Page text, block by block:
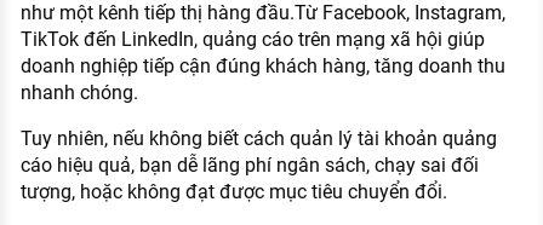
TUYỂN DỤNG VIỆC LÀM
như một kênh tiếp thị hàng đầu.Từ Facebook, Instagram,
TikTok đến LinkedIn, quảng cáo trên mạng xã hội giúp
doanh nghiệp tiếp cận đúng khách hàng, tăng doanh thu
nhanh chóng.
Tuy nhiên, nếu không biết cách quản lý tài khoản quảng
cáo hiệu quả, bạn dễ lãng phí ngân sách, chạy sai đối
tượng, hoặc không đạt được mục tiêu chuyển đổi.